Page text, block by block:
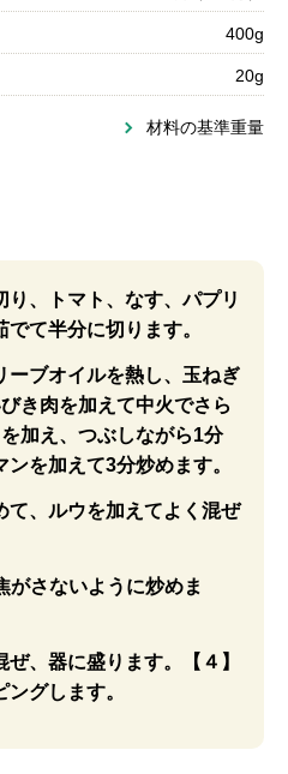
400g
20g
材料の基準重量
り、トマト、なす、パプリ
て半分に切ります。
ーブオイルを熱し、玉ねぎ
き肉を加えて中火でさら
加え、つぶしながら1分
を加えて3分炒めます。
て、ルウを加えてよく混ぜ
がさないように炒めま
ぜ、器に盛ります。【４】
グします。